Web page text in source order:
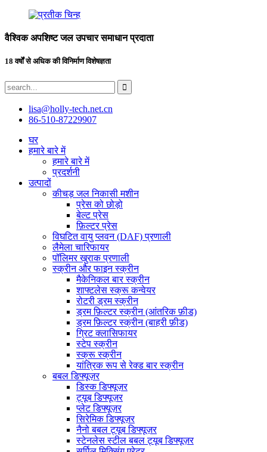
वैश्विक अपशिष्ट जल उपचार समाधान प्रदाता
18 वर्षों से अधिक की विनिर्माण विशेषज्ञता
lisa@holly-tech.net.cn
86-510-87229907
घर
हमारे बारे में
हमारे बारे में
प्रदर्शनी
उत्पादों
कीचड़ जल निकासी मशीन
प्रेस को छोड़ो
बेल्ट प्रेस
फ़िल्टर प्रेस
विघटित वायु प्लवन (DAF) प्रणाली
लैमेला चारिफायर
पॉलिमर खुराक प्रणाली
स्क्रीन और फाइन स्क्रीन
मैकेनिकल बार स्क्रीन
शाफ्टलेस स्क्रू कन्वेयर
रोटरी ड्रम स्क्रीन
ड्रम फ़िल्टर स्क्रीन (आंतरिक फ़ीड)
ड्रम फ़िल्टर स्क्रीन (बाहरी फ़ीड)
ग्रिट क्लासिफायर
स्टेप स्क्रीन
स्क्रू स्क्रीन
यांत्रिक रूप से रेक्ड बार स्क्रीन
बबल डिफ्यूज़र
डिस्क डिफ्यूज़र
ट्यूब डिफ्यूज़र
प्लेट डिफ्यूज़र
सिरेमिक डिफ्यूज़र
नैनो बबल ट्यूब डिफ्यूज़र
स्टेनलेस स्टील बबल ट्यूब डिफ्यूज़र